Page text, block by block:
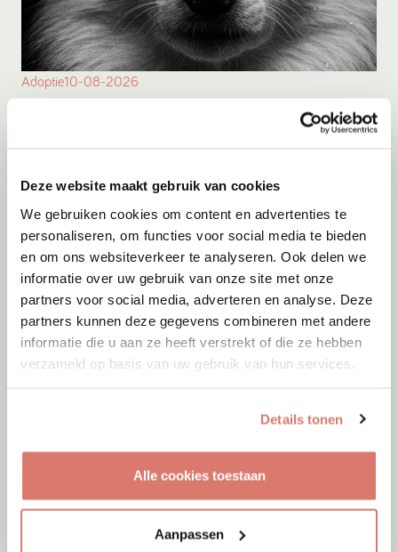
Deze website maakt gebruik van cookies
We gebruiken cookies om content en advertenties te
personaliseren, om functies voor social media te bieden
en om ons websiteverkeer te analyseren. Ook delen we
informatie over uw gebruik van onze site met onze
partners voor social media, adverteren en analyse. Deze
partners kunnen deze gegevens combineren met andere
informatie die u aan ze heeft verstrekt of die ze hebben
verzameld op basis van uw gebruik van hun services.
Details tonen
Alle cookies toestaan
Aanpassen
Adoptie10-08-2026
Adoptie10-08-2026
Dieren